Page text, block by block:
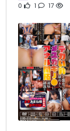
0 1 17